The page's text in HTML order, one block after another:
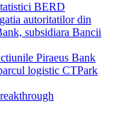
BERD
autoritatilor din
subsidiara Bancii
Piraeus Bank
logistic CTPark